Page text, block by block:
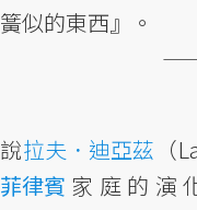
簧似的東西』。
——
說拉夫．迪亞茲
菲律賓 家庭的演